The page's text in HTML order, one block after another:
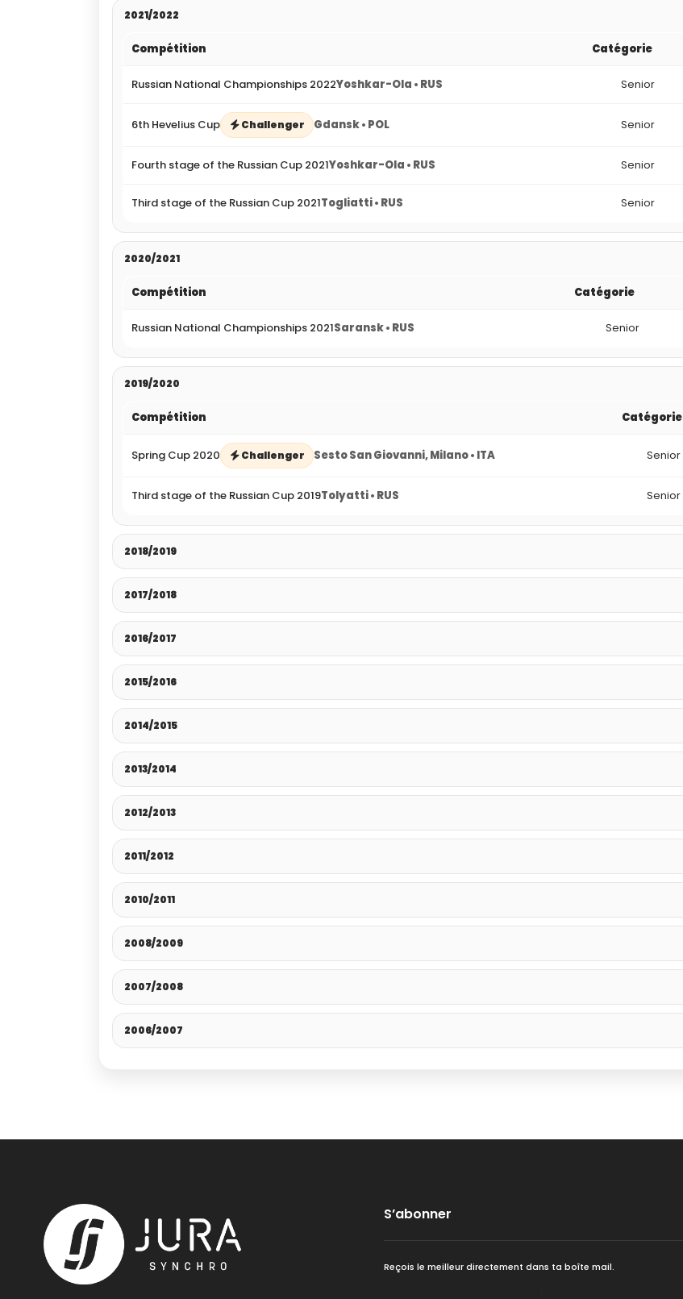
2021/2022
Compétition Catégorie
Russian National Championships 2022Yoshkar-Ola • RUS Senior
6th Hevelius Cup Challenger Gdansk • POL Senior
Fourth stage of the Russian Cup 2021Yoshkar-Ola • RUS Senior
Third stage of the Russian Cup 2021Togliatti • RUS Senior
2020/2021
Compétition Catégorie
Russian National Championships 2021Saransk • RUS Senior
2019/2020
Compétition Catégorie
Spring Cup 2020 Challenger Sesto San Giovanni, Milano • ITA Senior
Third stage of the Russian Cup 2019Tolyatti • RUS Senior
2018/2019
2017/2018
2016/2017
2015/2016
2014/2015
2013/2014
2012/2013
2011/2012
2010/2011
2008/2009
2007/2008
2006/2007
S’abonner
Reçois le meilleur directement dans ta boîte mail.